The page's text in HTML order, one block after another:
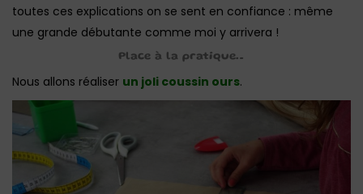
toutes ces explications on se sent en confiance : même
une grande débutante comme moi y arrivera !
Place à la pratique…
Nous allons réaliser un joli coussin ours.